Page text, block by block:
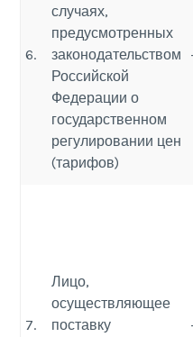
6.
случаях,
предусмотренных
законодательством
Российской
Федерации о
государственном
регулировании цен
(тарифов)
7.
Лицо,
осуществляющее
поставку